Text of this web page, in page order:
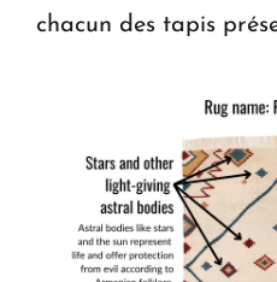
chacun des tapis